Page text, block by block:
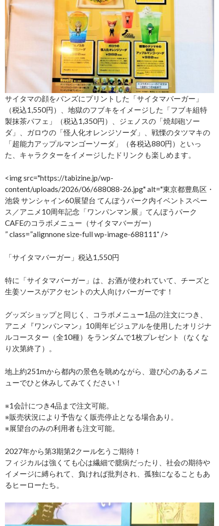
サイタマの顔をバンズにプリントした「サイタマバーガー」
（税込1,550円）、地獄のフブキをイメージした「フブキ組特
製抹茶パフェ」（税込1,350円）、ジェノスの「焼却砲ソー
ダ」、ガロウの「怪人化オレンジソーダ」、戦慄のタツマキの
「超能力アップルマンゴーソーダ」（各税込880円）といっ
た、キャラクターをイメージしたドリンクも楽しめます。
<img src="https://tabizine.jp/wp-
content/uploads/2026/06/688088-26.jpg" alt="東京都豊島区・
池袋 サンシャイン60展望台 てんぼうパーク内イベントスペー
ス／アニメ10周年記念「ワンパンマン展」てんぼうパーク
CAFEのコラボメニュー（サイタマバーガー）
” class=”alignnone size-full wp-image-688111″ />
「サイタマバーガー」税込1,550円
特に「サイタマバーガー」は、お酒が使われていて、チーズと
生姜ソースがアクセントの大人向けバーガーです！
グッズショップと同じく、コラボメニュー1品の注文につき、
アニメ『ワンパンマン』10周年ビジュアルを使用したオリジナ
ルコースター（全10種）をランダムで1枚プレゼント（なくな
り次第終了）。
地上約251mから都内の景色を眺めながら、遊び心のあるメニ
ューでひと休みしてみてください！
※1会計につき4品まで注文可能。
※販売状況により予告なく販売停止となる場合あり。
※展望台のみの利用者も注文可能。
2027年から第3期第2クール乞うご期待！
フィジカルは強くても心は繊細で臆病だったり、社会の期待や
イメージに縛られて、負ければ批判され、孤独になることもあ
るヒーローたち。